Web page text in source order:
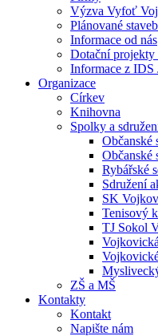
Výzva Vyfoť
Plánované
Informace od nás
Dotační projekty
Informace z IDS
Organizace
Církev
Knihovna
Spolky a
Občanské
Rybářské
Sdružení
SK
Tenisový
TJ Sokol
ZŠ a MŠ
Kontakty
Kontakt
Napište nám